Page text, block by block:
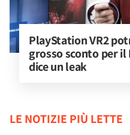
PlayStation VR2
grosso sconto per il
dice un leak
LE NOTIZIE PIÙ LETTE